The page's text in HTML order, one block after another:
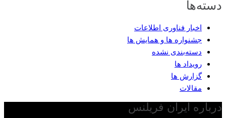
دسته‌ها
اخبار فناوری اطلاعات
جشنواره ها و همایش ها
دسته‌بندی نشده
رویداد ها
گزارش ها
مقالات
درباره ایران فریلنس